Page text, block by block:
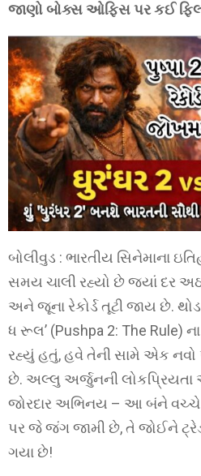
જાણો બોક્સ ઓફિસ પર કઈ
બોલીવુડ : ભારતીય સિનેમાના
સમય ચાલી રહ્યો છે જ્યાં દર
અને જૂના રેકોર્ડ તૂટી જાય છે.
ધ રૂલ’ (Pushpa 2: The Rule)
રહ્યું હતું, હવે તેની સામે એક નવો
છે. અલ્લુ અર્જુનની લોકપ્રિયતા
જોરદાર અભિનય – આ બંને
પર જે જંગ જામી છે, તે જોઈને
ગયા છે!